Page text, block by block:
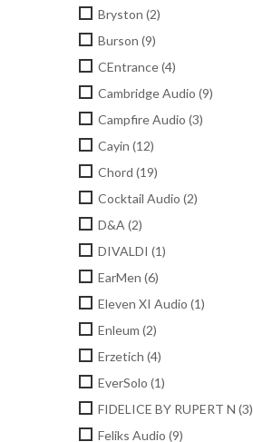
Bryston (2)
Burson (9)
CEntrance(4)
Cambridge Audio (9)
Campfire Audio (3)
Cayin (12)
Chord (19)
Cocktail Audio (2)
D&A (2)
DIVALDI (1)
EarMen (6)
Eleven XI Audio (1)
Enleum (2)
Erzetich (4)
EverSolo (1)
FIDELICE BY RUPERT N (3)
Feliks Audio (9)